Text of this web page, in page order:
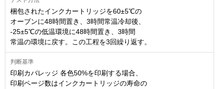
梱包されたインクカートリッジを60±5℃の
オーブンに48時間置き、3時間常温冷却後、
-25±5℃の低温環境に48時間置き、3時間
常温の環境に戻す。この工程を3回繰り返す。
印刷カバレッジ 各色50%を印刷する場合、
印刷ページ数はインクカートリッジの寿命の